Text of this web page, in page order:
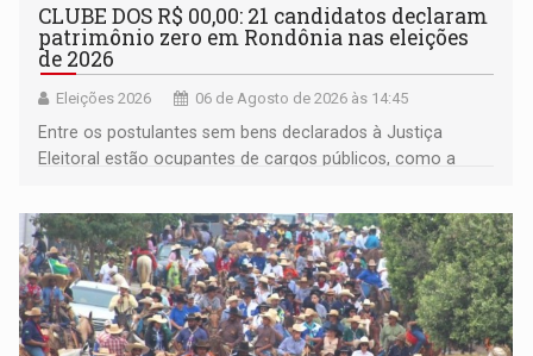
CLUBE DOS R$ 00,00: 21 candidatos declaram
patrimônio zero em Rondônia nas eleições
de 2026
Eleições 2026 06 de Agosto de 2026 às 14:45
Entre os postulantes sem bens declarados à Justiça
Eleitoral estão ocupantes de cargos públicos, como a
Pedro Geovar (PP) e a vice-prefeita Magna dos Anjos
(NOVO)